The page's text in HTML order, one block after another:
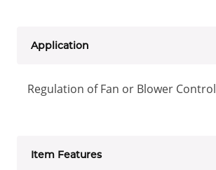
Application
Regulation of Fan or Blower Control
Item Features